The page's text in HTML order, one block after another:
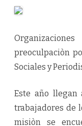
preoculpaciòn
Sociales y
Este año llegan
trabajadores de
misiòn se